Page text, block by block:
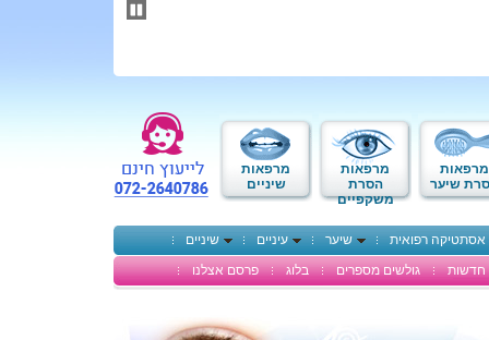
מרפאות
שיער
מרפאות
הסרת
משקפיים
מרפאות
שיניים
אסתטיקה רפואית שיער עיניים
שיניים
חדשות
גולשים מספרים בלוג פרסם אצלנו